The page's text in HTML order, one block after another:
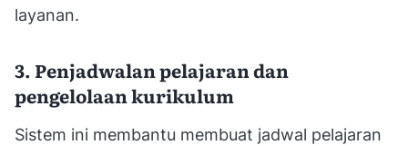
layanan.
3. Penjadwalan pelajaran dan
pengelolaan kurikulum
Sistem ini membantu membuat jadwal pelajaran